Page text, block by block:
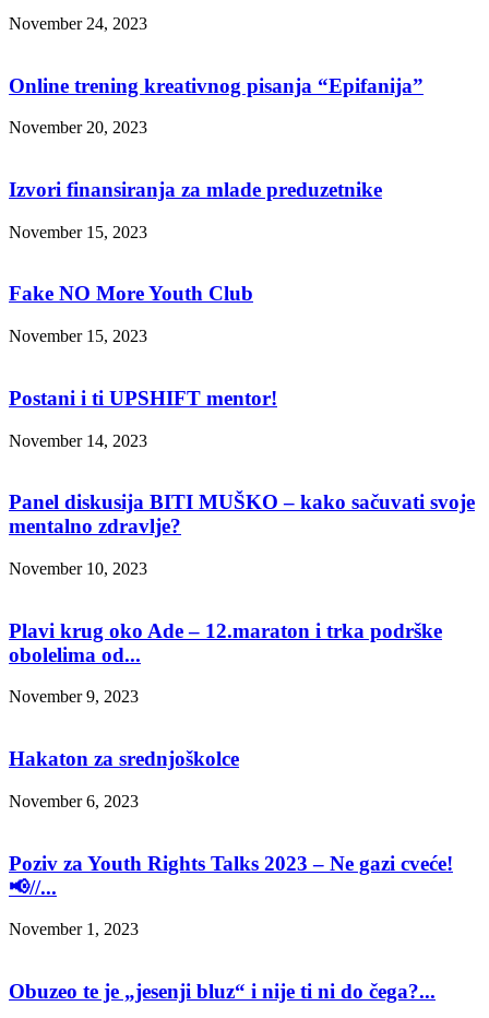
November 24, 2023
Online trening kreativnog pisanja “Epifanija”
November 20, 2023
Izvori finansiranja za mlade preduzetnike
November 15, 2023
Fake NO More Youth Club
November 15, 2023
Postani i ti UPSHIFT mentor!
November 14, 2023
Panel diskusija BITI MUŠKO – kako sačuvati svoje
mentalno zdravlje?
November 10, 2023
Plavi krug oko Ade – 12.maraton i trka podrške
obolelima od...
November 9, 2023
Hakaton za srednjoškolce
November 6, 2023
Poziv za Youth Rights Talks 2023 – Ne gazi cveće!
📢//...
November 1, 2023
Obuzeo te je „jesenji bluz“ i nije ti ni do čega?...